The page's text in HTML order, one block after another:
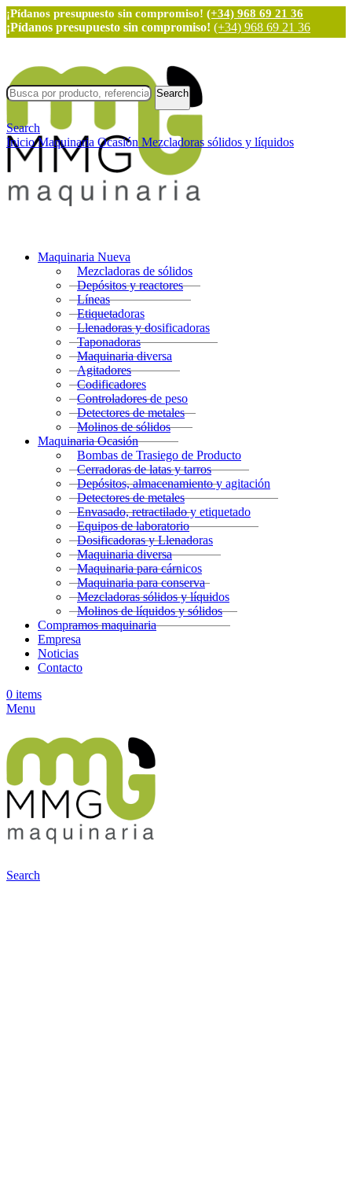
¡Pídanos presupuesto sin compromiso! (+34) 968 69 21 36
¡Pídanos presupuesto sin compromiso! (+34) 968 69 21 36
Maquinaria Nueva
Mezcladoras de sólidos
Depósitos y reactores
Líneas
Etiquetadoras
Llenadoras y dosificadoras
Taponadoras
Maquinaria diversa
Agitadores
Codificadores
Controladores de peso
Detectores de metales
Molinos de sólidos
Maquinaria Ocasión
Bombas de Trasiego de Producto
Cerradoras de latas y tarros
Depósitos, almacenamiento y agitación
Detectores de metales
Envasado, retractilado y etiquetado
Equipos de laboratorio
Dosificadoras y Llenadoras
Maquinaria diversa
Maquinaria para cárnicos
Maquinaria para conserva
Mezcladoras sólidos y líquidos
Molinos de líquidos y sólidos
Compramos maquinaria
Empresa
Noticias
Contacto
0 items
Menu
Search
Search
Search
InicioMaquinaria Ocasión Mezcladoras sólidos y líquidos